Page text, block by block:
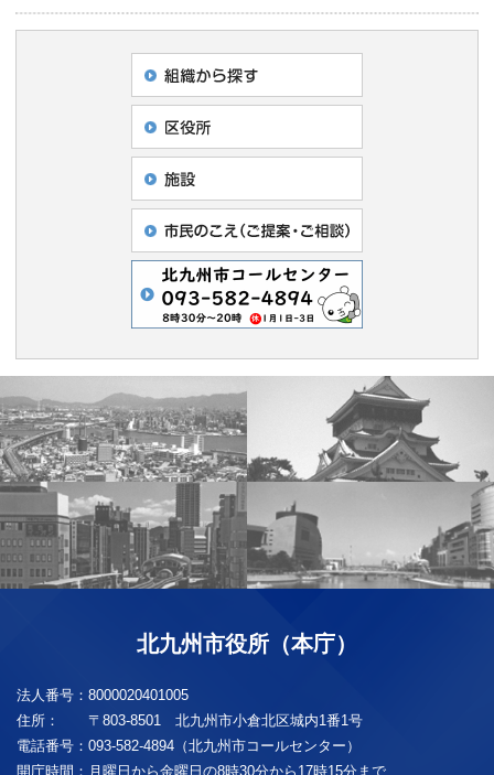
北九州市役所（本庁）
法人番号： 8000020401005
住所：
〒803-8501 北九州市小倉北区城内1番1号
電話番号： 093-582-4894（北九州市コールセンター）
開庁時間： 月曜日から金曜日の8時30分から17時15分まで